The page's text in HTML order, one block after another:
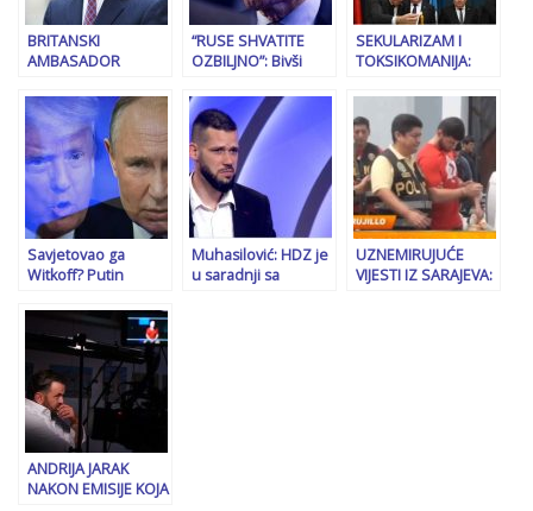
BRITANSKI
AMBASADOR
PRESUDA SUDA BiH
MORA POŠTOVATI:
“Provođenje
referenduma za
bilo koju…”
“RUSE SHVATITE
OZBILJNO”: Bivši
upozorava na ono
što naziva
političkom
katastrofom; “SB”
podsjeća i na
njegov susret sa
Bakirom
Izetbegovićem…
SEKULARIZAM I
TOKSIKOMANIJA:
Vlast u RS-u
praksom slavljenja
krsnih slava svjesno
krši Ustav BiH…
Savjetovao ga
Witkoff? Putin
ne šalje moćne
rakete Ukrajini
Muhasilović: HDZ je
u saradnji sa
UZNEMIRUJUĆE
VIJESTI IZ SARAJEVA:
ANDRIJA JARAK
NAKON EMISIJE KOJA